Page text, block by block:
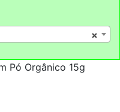
×
Pó Orgânico 15g